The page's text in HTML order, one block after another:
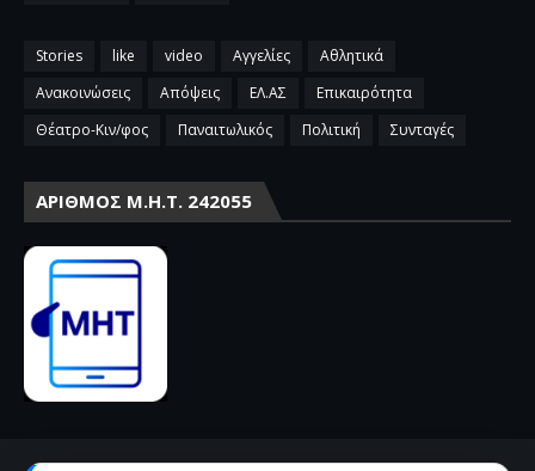
Stories like video Αγγελίες
Αθλητικά
Ανακοινώσεις
Απόψεις ΕΛ.ΑΣ
Επικαιρότητα
Θέατρο-Κιν/φος
Παναιτωλικός Πολιτική Συνταγές
ΑΡΙΘΜΌΣ Μ.Η.Τ. 242055